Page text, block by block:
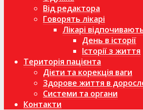
Від редактора
Говорять лікарі
Лікарі
День в історії
Історії з життя
Територія пацієнта
Дієти та корекція ваги
Здорове життя в
Системи та органи
Контакти